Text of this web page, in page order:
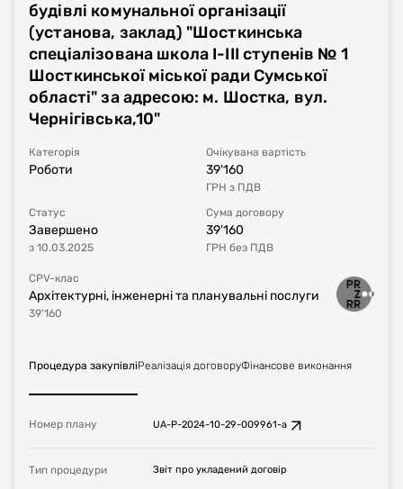
будівлі комунальної організації
(установа, заклад) "Шосткинська
спеціалізована школа І-ІІІ ступенів № 1
Шосткинської міської ради Сумської
області" за адресою: м. Шостка, вул.
Чернігівська,10"
Категорія
Роботи
Очікувана вартість
39'160
ГРН з ПДВ
Статус
Завершено
з 10.03.2025
Сума договору
39'160
ГРН без ПДВ
CPV-клас
Архітектурні, інженерні та планувальні послуги
39'160
Процедура закупівліРеалізація договоруФінансове виконання
Номер плану UA-P-2024-10-29-009961-a
Тип процедури Звіт про укладений договір